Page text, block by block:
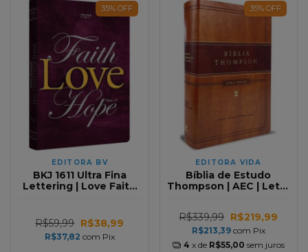
35% OFF
EDITORA BV
BKJ 1611 Ultra Fina
Lettering | Love Faith
R$59,99 R$38,99
R$37,82 com Pix
35% OFF
EDITORA VIDA
Bíblia de Estudo
Thompson | AEC | Letra
R$339,99 R$219,99
R$213,39 com Pix
4 x de R$55,00 sem juros